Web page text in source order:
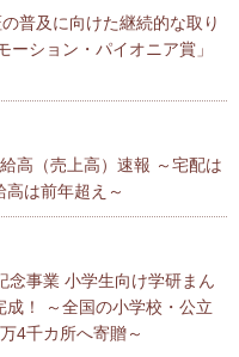
普及に向けた継続的な取り
ーション・パイオニア賞」
高（売上高）速報 ～宅配は
は前年超え～
念事業 小学生向け学研まん
！ ～全国の小学校・公立
4千カ所へ寄贈～